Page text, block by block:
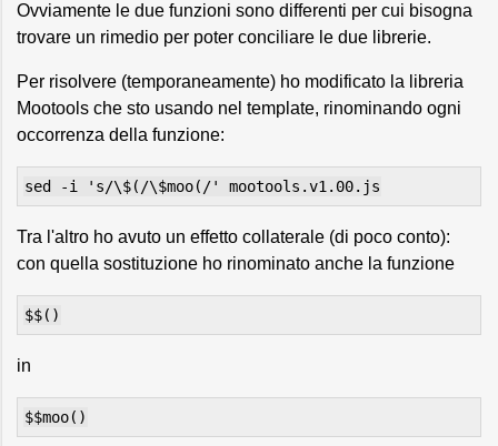
Ovviamente le due funzioni sono differenti per cui bisogna
trovare un rimedio per poter conciliare le due librerie.
Per risolvere (temporaneamente) ho modificato la libreria
Mootools che sto usando nel template, rinominando ogni
occorrenza della funzione:
sed -i 's/\$(/\$moo(/' mootools.v1.00.js
Tra l'altro ho avuto un effetto collaterale (di poco conto):
con quella sostituzione ho rinominato anche la funzione
$$()
in
$$moo()